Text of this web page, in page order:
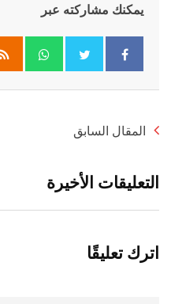
يمكنك مشاركته عبر
Whatsapp
المقال السابق
التعليقات الأخيرة
اترك تعليقًا